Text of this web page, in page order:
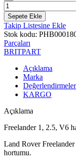
Sepete Ekle
Takip Listesine Ekle
Stok kodu:
Parçaları
BRITPART
Açıklama
Marka
KARGO
Açıklama
Freelander 1, 2.5, V6
Land Rover
hortumu.